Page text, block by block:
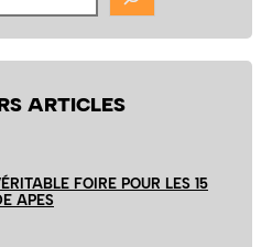
ARTICLES
FOIRE POUR LES 15
APES